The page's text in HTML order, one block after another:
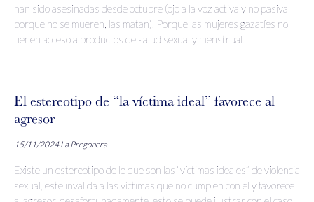
han sido asesinadas desde octubre (ojo a la voz activa y no pasiva,
porque no se mueren, las matan). Porque las mujeres gazatíes no
tienen acceso a productos de salud sexual y menstrual.
El estereotipo de “la víctima ideal” favorece al
agresor
15/11/2024 La Pregonera
Existe un estereotipo de lo que son las “víctimas ideales” de violencia
sexual, este invalida a las víctimas que no cumplen con el y favorece